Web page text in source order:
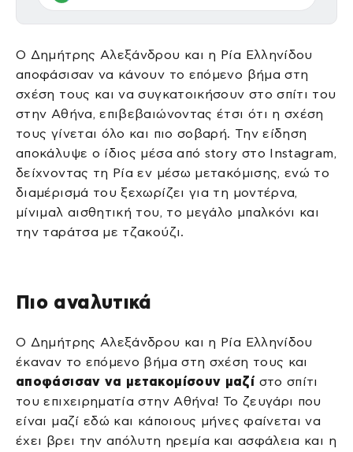
Ο Δημήτρης Αλεξάνδρου και η Ρία Ελληνίδου
αποφάσισαν να κάνουν το επόμενο βήμα στη
σχέση τους και να συγκατοικήσουν στο σπίτι του
στην Αθήνα, επιβεβαιώνοντας έτσι ότι η σχέση
τους γίνεται όλο και πιο σοβαρή. Την είδηση
αποκάλυψε ο ίδιος μέσα από story στο Instagram,
δείχνοντας τη Ρία εν μέσω μετακόμισης, ενώ το
διαμέρισμά του ξεχωρίζει για τη μοντέρνα,
μίνιμαλ αισθητική του, το μεγάλο μπαλκόνι και
την ταράτσα με τζακούζι.
Πιο αναλυτικά
Ο Δημήτρης Αλεξάνδρου και η Ρία Ελληνίδου
έκαναν το επόμενο βήμα στη σχέση τους και
αποφάσισαν να μετακομίσουν μαζί στο σπίτι
του επιχειρηματία στην Αθήνα! Το ζευγάρι που
είναι μαζί εδώ και κάποιους μήνες φαίνεται να
έχει βρει την απόλυτη ηρεμία και ασφάλεια και η